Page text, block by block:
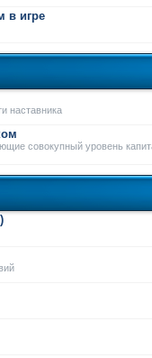
в игре
наставника
совокупный уровень